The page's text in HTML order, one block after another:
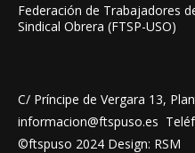
Federación de Trabajadores
Sindical Obrera (FTSP-USO)
C/ Príncipe de Vergara 13,
informacion@ftspuso.es
©ftspuso 2024 Design: RSM